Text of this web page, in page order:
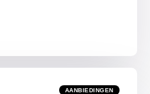
AANBIEDINGEN